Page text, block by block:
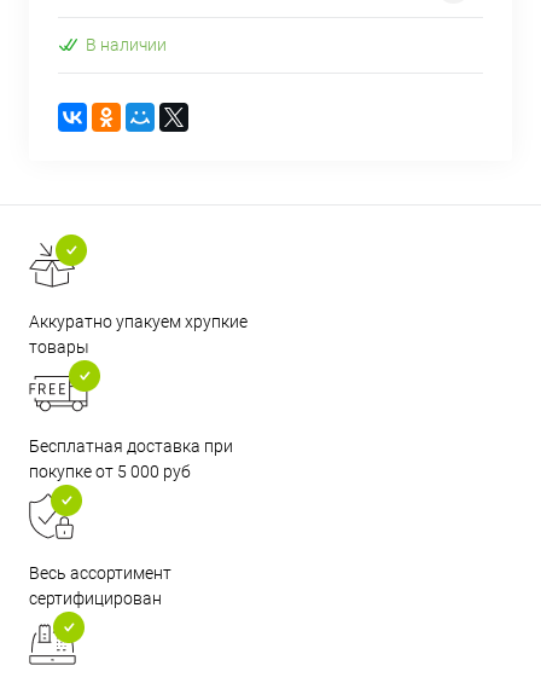
В наличии
Аккуратно упакуем хрупкие
товары
Бесплатная доставка при
покупке от 5 000 руб
Весь ассортимент
сертифицирован